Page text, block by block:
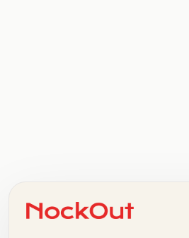
+   .   .   .   .   .   .   .